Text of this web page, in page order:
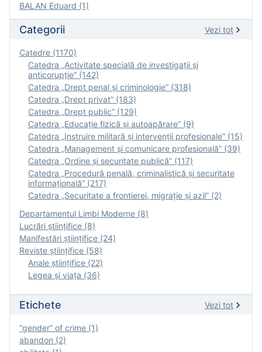
BALAN Eduard (1)
Categorii Vezi tot
Catedre (1170)
Catedra „Activitate specială de investigaţii şi
anticorupție” (142)
Catedra „Drept penal și criminologie” (318)
Catedra „Drept privat” (183)
Catedra „Drept public” (129)
Catedra „Educație fizică şi autoapărare” (9)
Catedra „Instruire militară şi intervenţii profesionale” (15)
Catedra „Management și comunicare profesională” (39)
Catedra „Ordine și securitate publică” (117)
Catedra „Procedură penală, criminalistică și securitate
informațională” (217)
Catedra „Securitate a frontierei, migrație și azil” (2)
Departamentul Limbi Moderne (8)
Lucrări științifice (8)
Manifestări ştiinţifice (24)
Reviste ştiinţifice (58)
Anale ştiinţifice (22)
Legea şi viaţa (36)
Etichete Vezi tot
“gender” of crime (1)
abandon (2)